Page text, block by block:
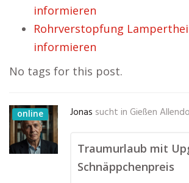
informieren
Rohrverstopfung
informieren
No tags for this post.
online Jonas sucht in Gießen
Traumurlaub mit
Schnäppchenpreis